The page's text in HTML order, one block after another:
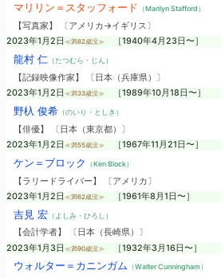
マリリン＝スタッフォード （Marilyn Stafford）
【写真家】 〔アメリカ→イギリス〕
2023年1月2日 ≪満82歳没≫ ［1940年4月23日〜］
龍村 仁 （たつむら・じん）
【記録映像作家】 〔日本（兵庫県）〕
2023年1月2日 ≪満33歳没≫ ［1989年10月18日〜］
野杁 俊希（のいり・としき）
【俳優】 〔日本（東京都）〕
2023年1月2日 ≪満55歳没≫ ［1967年11月21日〜］
ケン＝ブロック （Ken Block）
【ラリードライバー】 〔アメリカ〕
2023年1月2日 ≪満62歳没≫ ［1961年8月1日〜］
吉見 宏（よしみ・ひろし）
【会計学者】 〔日本（長崎県）〕
2023年1月3日 ≪満90歳没≫ ［1932年3月16日〜］
ウォルター＝カニンガム （Walter Cunningham）